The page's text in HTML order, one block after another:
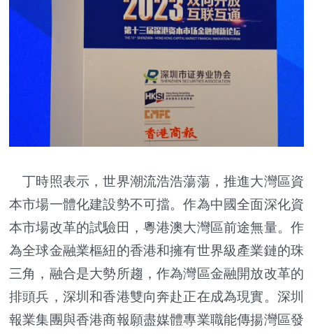
丁時照表示，世界潮流浩浩蕩蕩，推進大灣區資
本市場一體化建設勢不可擋。作為中國全面深化資
本市場改革的試驗田，粵港澳大灣區前途無量。作
為全球金融業樞紐的香港和擁有世界級產業鏈的珠
三角，融合是大勢所趨，作為灣區金融開放改革的
排頭兵，深圳和香港雙向奔赴正在成為現實。深圳
報業集團與香港商報願盡媒體專業職能傳揚灣區發